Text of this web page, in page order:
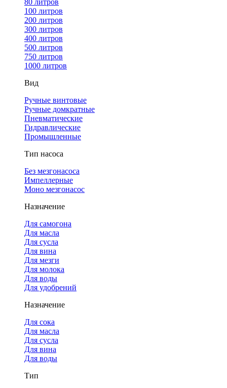
80 литров
100 литров
200 литров
300 литров
400 литров
500 литров
750 литров
1000 литров
Вид
Ручные винтовые
Ручные домкратные
Пневматические
Гидравлические
Промышленные
Тип насоса
Без мезгонасоса
Импеллерные
Моно мезгонасос
Назначение
Для самогона
Для масла
Для сусла
Для вина
Для мезги
Для молока
Для воды
Для удобрений
Назначение
Для сока
Для масла
Для сусла
Для вина
Для воды
Тип